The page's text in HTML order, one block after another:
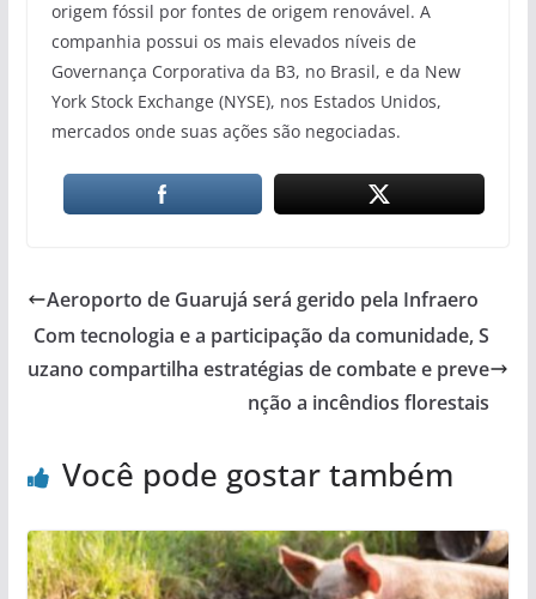
origem fóssil por fontes de origem renovável. A
companhia possui os mais elevados níveis de
Governança Corporativa da B3, no Brasil, e da New
York Stock Exchange (NYSE), nos Estados Unidos,
mercados onde suas ações são negociadas.
Aeroporto de Guarujá será gerido pela Infraero
Com tecnologia e a participação da comunidade, S
uzano compartilha estratégias de combate e preve
nção a incêndios florestais
Você pode gostar também